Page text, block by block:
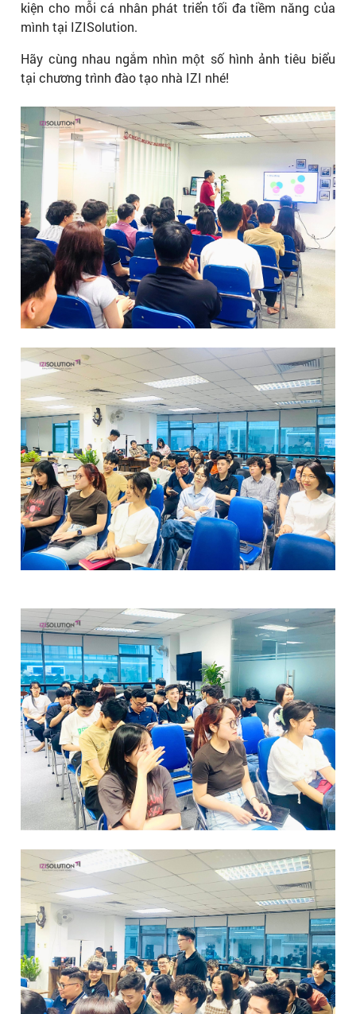
kiện cho mỗi cá nhân phát triển tối đa tiềm năng của
mình tại IZISolution.
Hãy cùng nhau ngắm nhìn một số hình ảnh tiêu biểu
tại chương trình đào tạo nhà IZI nhé!